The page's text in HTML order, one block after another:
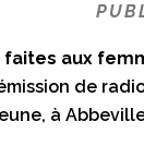
aux
de
à